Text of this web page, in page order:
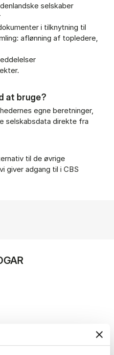
selskaber
i tilknytning til
aflønning af topledere,
at bruge?
egne beretninger,
selskabsdata direkte fra
til de øvrige
giver adgang til i CBS